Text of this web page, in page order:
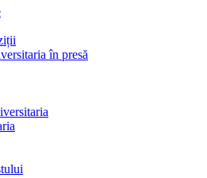
în presă